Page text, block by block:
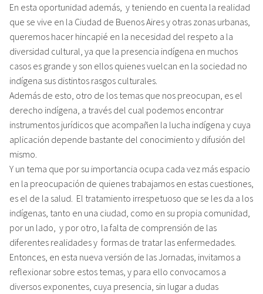
En esta oportunidad además, y teniendo en cuenta la realidad
que se vive en la Ciudad de Buenos Aires y otras zonas urbanas,
queremos hacer hincapié en la necesidad del respeto a la
diversidad cultural, ya que la presencia indígena en muchos
casos es grande y son ellos quienes vuelcan en la sociedad no
indígena sus distintos rasgos culturales.
Además de esto, otro de los temas que nos preocupan, es el
derecho indígena, a través del cual podemos encontrar
instrumentos jurídicos que acompañen la lucha indígena y cuya
aplicación depende bastante del conocimiento y difusión del
mismo.
Y un tema que por su importancia ocupa cada vez más espacio
en la preocupación de quienes trabajamos en estas cuestiones,
es el de la salud. El tratamiento irrespetuoso que se les da a los
indígenas, tanto en una ciudad, como en su propia comunidad,
por un lado, y por otro, la falta de comprensión de las
diferentes realidades y formas de tratar las enfermedades.
Entonces, en esta nueva versión de las Jornadas, invitamos a
reflexionar sobre estos temas, y para ello convocamos a
diversos exponentes, cuya presencia, sin lugar a dudas